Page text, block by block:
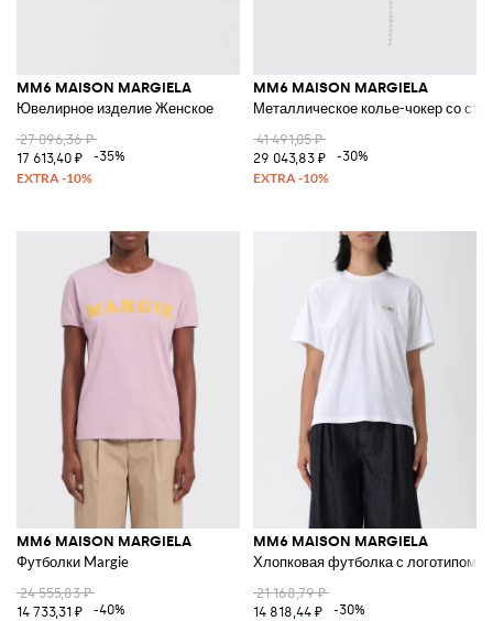
MM6 MAISON MARGIELA
Ювелирное изделие Женское
27 096,36 ₽
17 613,40 ₽
-35%
MM6 MAISON MARGIELA
Металлическое колье-чокер со
41 491,05 ₽
29 043,83 ₽
-30%
MM6 MAISON MARGIELA
Футболки Margie
24 555,83 ₽
14 733,31 ₽
-40%
MM6 MAISON MARGIELA
Хлопковая футболка с логотипом
21 168,79 ₽
14 818,44 ₽
-30%